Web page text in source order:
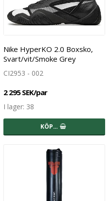
Nike HyperKO 2.0 Boxsko,
Svart/vit/Smoke Grey
CI2953 - 002
2 295 SEK/par
I lager: 38
KÖP…